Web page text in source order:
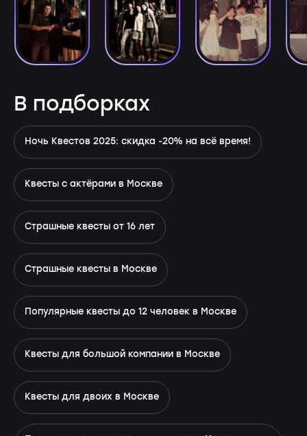
В подборках
Ночь Квестов 2025: скидка -20% на всё время!
Квесты с актёрами в Москве
Страшные квесты от 16 лет
Страшные квесты в Москве
Популярные квесты до 12 человек в Москве
Квесты для большой компании в Москве
Квесты для двоих в Москве